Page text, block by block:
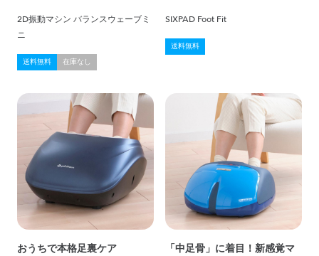
2D振動マシン バランスウェーブミ
ニ
送料無料 在庫なし
SIXPAD Foot Fit
送料無料
おうちで本格足裏ケア
「中足骨」に着目！新感覚マ